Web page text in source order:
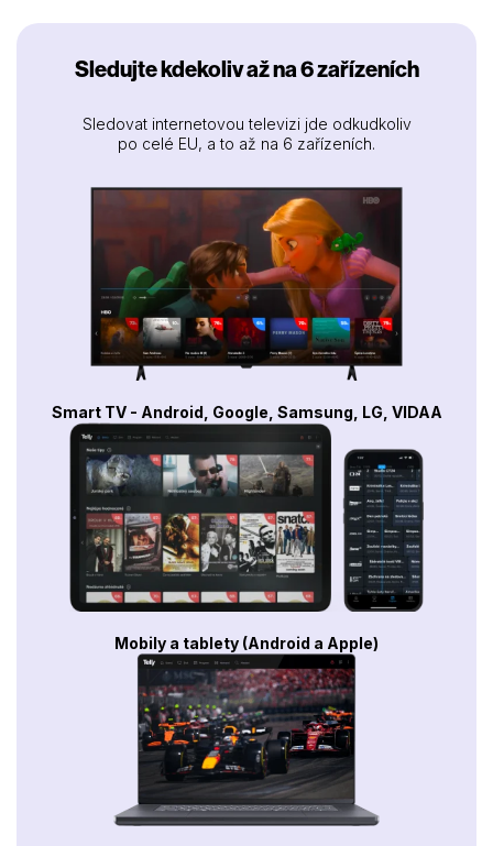
Sledujte kdekoliv až na 6 zařízeních
Sledovat internetovou televizi jde odkudkoliv
po celé EU, a to až na 6 zařízeních.
Smart TV - Android, Google, Samsung, LG, VIDAA
Mobily a tablety (Android a Apple)